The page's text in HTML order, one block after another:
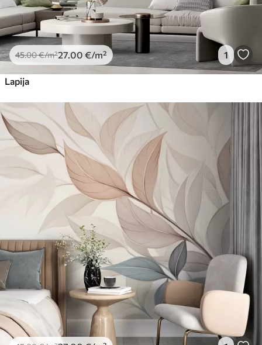
45.00€/m²27 .00 €/m² 1
Lapija